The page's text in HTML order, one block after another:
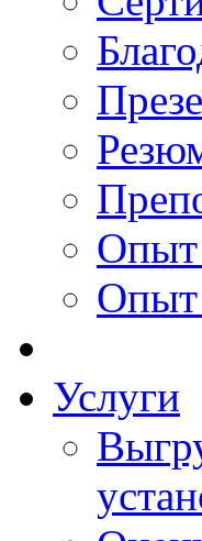
Опыт
Опыт
Услуги